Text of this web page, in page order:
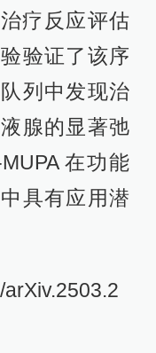
疗反应评估
验证了该序
列中发现治
腺的显著弛
在功能
具有应用潜